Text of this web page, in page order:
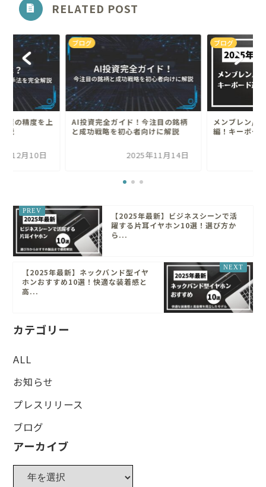
RELATED POST
習の精度を上
説
年12月10日
ブログ
AI投資完全ガイド！今注目の銘柄
と成功戦略を初心者向けに解説
2025年11月14日
ブログ
メンブレン/パ
編！キーボー
【2025年最新】ビジネスシーンで活
躍する片耳イヤホン10選！選び方か
ら...
【2025年最新】ネックバンド型イヤ
ホンおすすめ10選！快適な装着感と
高...
カテゴリー
ALL
お知らせ
プレスリリース
ブログ
アーカイブ